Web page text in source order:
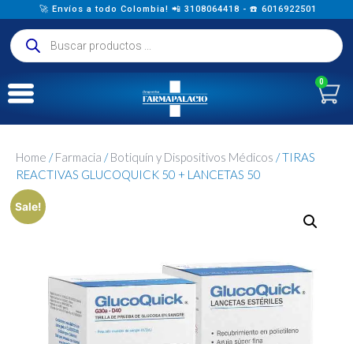
🚀 Envíos a todo Colombia! 📲 3108064418 - ☎️ 6016922501
0
Home /Farmacia /Botiquín y Dispositivos Médicos / TIRAS
REACTIVAS GLUCOQUICK 50 + LANCETAS 50
Sale!